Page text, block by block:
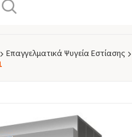
Επαγγελματικά Ψυγεία Εστίασης